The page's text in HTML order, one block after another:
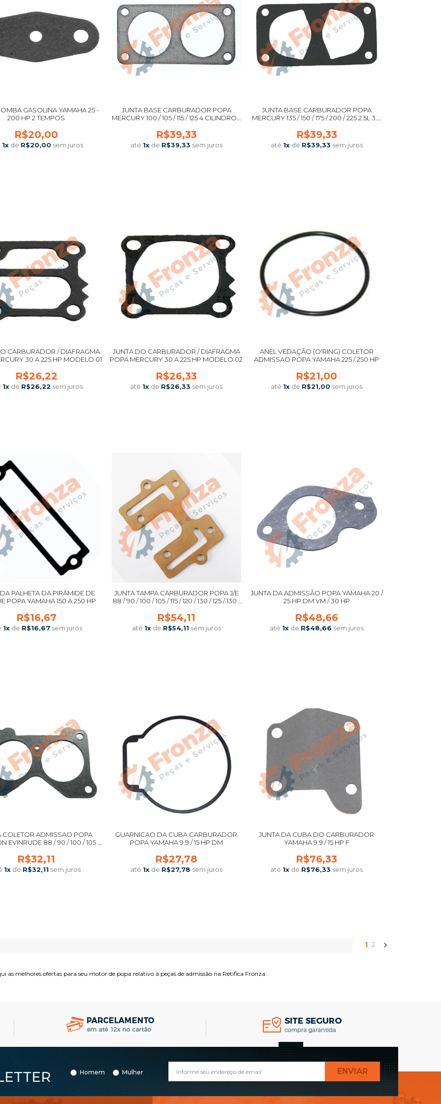
GASOLINA YAMAHA 25 -
200 HP 2 TEMPOS
R$20,00
1xde R$20,00 sem juros
JUNTA BASE CARBURADOR POPA
MERCURY 100 / 105 / 115 / 125 4 CILINDROS
2.5L 27-67751 1 1976-1998 ORIGINAL
R$39,33
até 1xde R$39,33 sem juros
JUNTA BASE CARBURADOR POPA
MERCURY 135 / 150 / 175 / 200 / 225 2.5L 3.0
ORIGINAL
R$39,33
até 1xde R$39,33 sem juros
CARBURADOR / DIAFRAGMA
30 A 225 HP MODELO 01
R$26,22
1xde R$26,22 sem juros
JUNTA DO CARBURADOR / DIAFRAGMA
POPA MERCURY 30 A 225 HP MODELO 02
R$26,33
até 1x de R$26,33 sem juros
ANEL VEDAÇÃO (O'RING) COLETOR
ADMISSAO POPA YAMAHA 225 / 250 HP
R$21,00
até 1x de R$21,00 sem juros
PALHETA DA PIRÂMIDE DE
POPA YAMAHA 150 A 250 HP
R$16,67
1xde R$16,67sem juros
JUNTA TAMPA CARBURADOR POPA J/E
88 / 90 / 100 / 105 / 115 / 120 / 130 / 125 / 130 /
R$54,11
até 1xde R$54,11 sem juros
JUNTA DA ADMISSÃO POPA YAMAHA 20 /
25 HP DM VM / 30 HP
R$48,66
até 1xde R$48,66 sem juros
COLETOR ADMISSAO POPA
EVINRUDE 88 / 90 / 100 / 105 /
V4 / V6 0327707 IMPORTADO
R$32,11
1x de R$32,11 sem juros
GUARNICAO DA CUBA CARBURADOR
POPA YAMAHA 9.9 / 15 HP DM
R$27,78
até 1xde R$27,78 sem juros
JUNTA DA CUBA DO CARBURADOR
YAMAHA 9.9 / 15 HP F
R$76,33
até 1x de R$76,33 sem juros
1 2
as melhores ofertas para seu motor de popa relativo à peças de admissão na Retifica Fronza.
Homem Mulher ENVIAR
TOPO